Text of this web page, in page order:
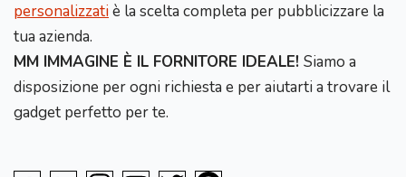
personalizzatiè la scelta completa per pubblicizzare la
tua azienda.
MM IMMAGINE È IL FORNITORE IDEALE! Siamo a
disposizione per ogni richiesta e per aiutarti a trovare il
gadget perfetto per te.